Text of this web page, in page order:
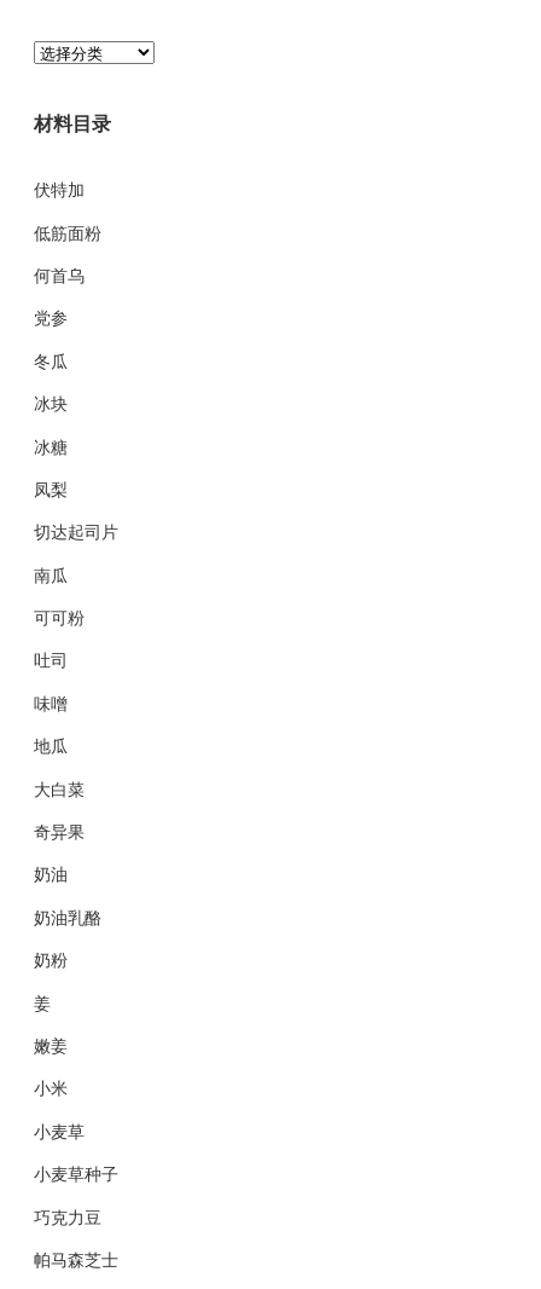
分
录
材料目录
伏特加
低筋面粉
何首乌
党参
冬瓜
冰块
冰糖
凤梨
切达起司片
南瓜
可可粉
吐司
味噌
地瓜
大白菜
奇异果
奶油
奶油乳酪
奶粉
姜
嫩姜
小米
小麦草
小麦草种子
巧克力豆
帕马森芝士